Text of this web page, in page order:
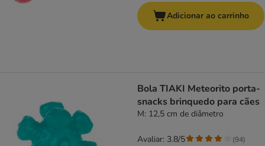
Adicionar ao carrinho
Bola TIAKI Meteorito porta-
snacks brinquedo para cães
M: 12,5 cm de diâmetro
Avaliar: 3.8/5 (94)